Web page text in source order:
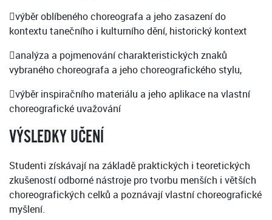
výběr oblíbeného choreografa a jeho zasazení do
kontextu tanečního i kulturního dění, historický kontext
analýza a pojmenování charakteristických znaků
vybraného choreografa a jeho choreografického stylu,
výběr inspiračního materiálu a jeho aplikace na vlastní
choreografické uvažování
VÝSLEDKY UČENÍ
Studenti získávají na základě praktických i teoretických
zkušeností odborné nástroje pro tvorbu menších i větších
choreografických celků a poznávají vlastní choreografické
myšlení.